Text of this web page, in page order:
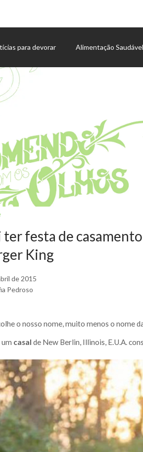
para devorar Alimentação Saudável
de eventos
ter festa de
King
de 2015
Pedroso
o nosso nome, muito menos o nome
um casal de New Berlin, Illinois, E.U.A.